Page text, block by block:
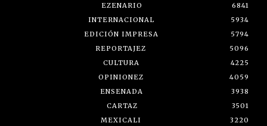
EZENARIO
6841
INTERNACIONAL
5934
EDICIÓN IMPRESA
5794
REPORTAJEZ
5096
CULTURA
4225
OPINIONEZ
4059
ENSENADA
3938
CARTAZ
3501
MEXICALI
3220